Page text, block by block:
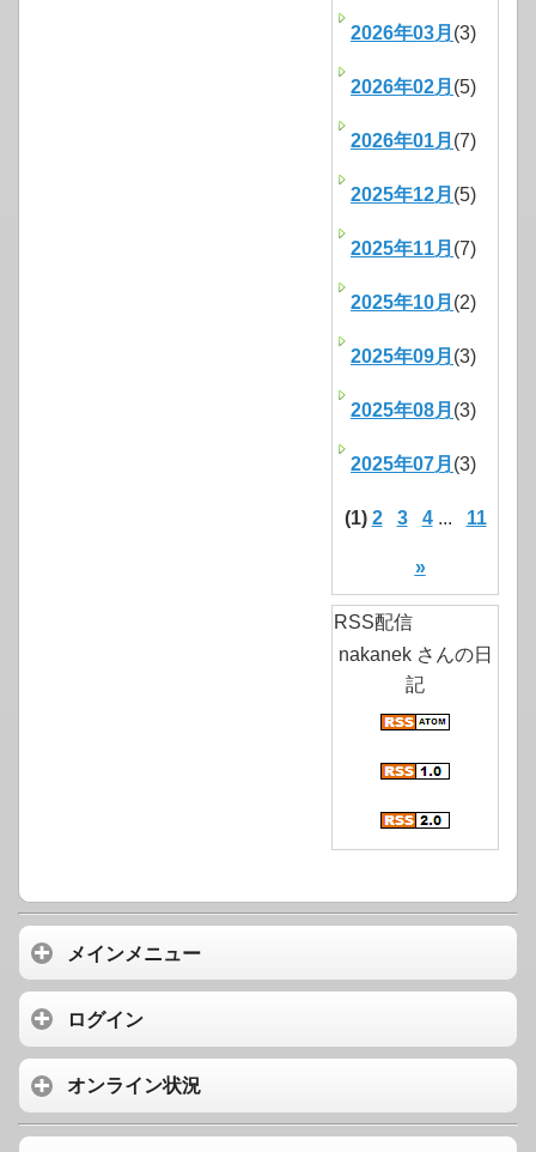
2026年03月 (3)
2026年02月 (5)
2026年01月 (7)
2025年12月 (5)
2025年11月 (7)
2025年10月 (2)
2025年09月 (3)
2025年08月 (3)
2025年07月 (3)
(1) 2 3 4... 11
»
RSS配信
nakanek さんの日
記
メインメニュー
ログイン
オンライン状況